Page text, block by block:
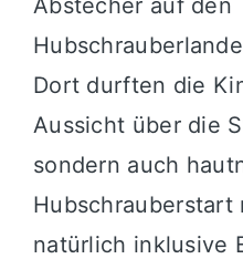
Dort durften die
Aussicht über die
sondern auch
Hubschrauberstart
natürlich inklusive